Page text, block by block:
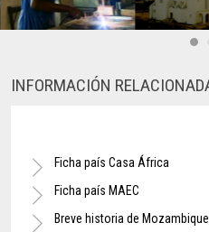
INFORMACIÓN
Ficha país Casa África
Ficha país MAEC
Breve historia de